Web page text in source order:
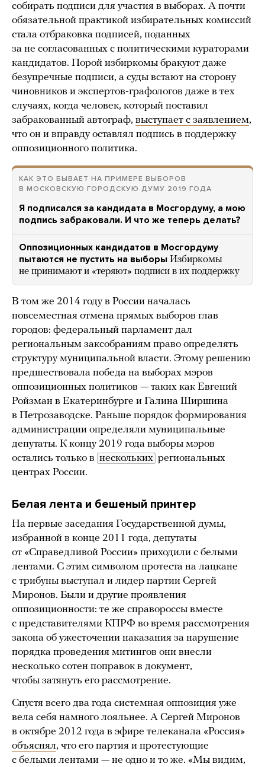
собирать подписи для участия в выборах. А почти
обязательной практикой избирательных комиссий
стала отбраковка подписей, поданных
за не согласованных с политическими кураторами
кандидатов. Порой избиркомы бракуют даже
безупречные подписи, а суды встают на сторону
чиновников и экспертов-графологов даже в тех
случаях, когда человек, который поставил
забракованный автограф, выступает с заявлением,
что он и вправду оставлял подпись в поддержку
оппозиционного политика.
КАК ЭТО БЫВАЕТ НА ПРИМЕРЕ ВЫБОРОВ
В МОСКОВСКУЮ ГОРОДСКУЮ ДУМУ 2019 ГОДА
Я подписался за кандидата в Мосгордуму, а мою
подпись забраковали. И что же теперь делать?
Оппозиционных кандидатов в Мосгордуму
пытаются не пустить на выборы Избиркомы
не принимают и «теряют» подписи в их поддержку
В том же 2014 году в России началась
повсеместная отмена прямых выборов глав
городов: федеральный парламент дал
региональным заксобраниям право определять
структуру муниципальной власти. Этому решению
предшествовала победа на выборах мэров
оппозиционных политиков — таких как Евгений
Ройзман в Екатеринбурге и Галина Ширшина
в Петрозаводске. Раньше порядок формирования
администрации определяли муниципальные
депутаты. К концу 2019 года выборы мэров
остались только в нескольких региональных
центрах России.
Белая лента и бешеный принтер
На первые заседания Государственной думы,
избранной в конце 2011 года, депутаты
от «Справедливой России» приходили с белыми
лентами. С этим символом протеста на лацкане
с трибуны выступал и лидер партии Сергей
Миронов. Были и другие проявления
оппозиционности: те же справороссы вместе
с представителями КПРФ во время рассмотрения
закона об ужесточении наказания за нарушение
порядка проведения митингов они внесли
несколько сотен поправок в документ,
чтобы затянуть его рассмотрение.
Спустя всего два года системная оппозиция уже
вела себя намного лояльнее. А Сергей Миронов
в октябре 2012 года в эфире телеканала «Россия»
объяснял, что его партия и протестующие
с белыми лентами — не одно и то же. «Мы видим,